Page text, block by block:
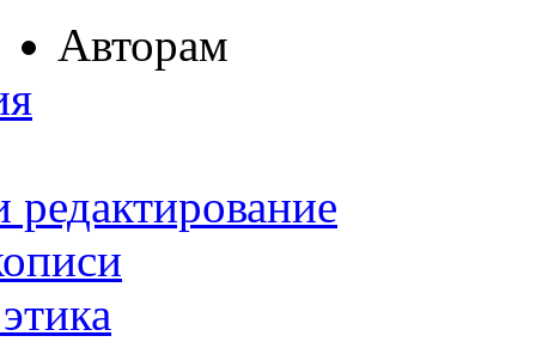
Авторам
редактирование